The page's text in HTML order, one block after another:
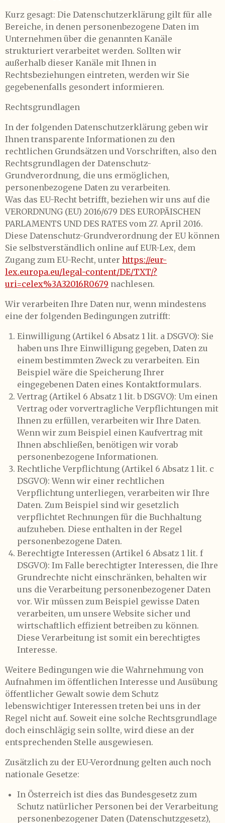
Kurz gesagt: Die Datenschutzerklärung gilt für alle
Bereiche, in denen personenbezogene Daten im
Unternehmen über die genannten Kanäle
strukturiert verarbeitet werden. Sollten wir
außerhalb dieser Kanäle mit Ihnen in
Rechtsbeziehungen eintreten, werden wir Sie
gegebenenfalls gesondert informieren.
Rechtsgrundlagen
In der folgenden Datenschutzerklärung geben wir
Ihnen transparente Informationen zu den
rechtlichen Grundsätzen und Vorschriften, also den
Rechtsgrundlagen der Datenschutz-
Grundverordnung, die uns ermöglichen,
personenbezogene Daten zu verarbeiten.
Was das EU-Recht betrifft, beziehen wir uns auf die
VERORDNUNG (EU) 2016/679 DES EUROPÄISCHEN
PARLAMENTS UND DES RATES vom 27. April 2016.
Diese Datenschutz-Grundverordnung der EU können
Sie selbstverständlich online auf EUR-Lex, dem
Zugang zum EU-Recht, unter https://eur-
lex.europa.eu/legal-content/DE/TXT/?
uri=celex%3A32016R0679 nachlesen.
Wir verarbeiten Ihre Daten nur, wenn mindestens
eine der folgenden Bedingungen zutrifft:
Einwilligung (Artikel 6 Absatz 1 lit. a DSGVO): Sie
haben uns Ihre Einwilligung gegeben, Daten zu
einem bestimmten Zweck zu verarbeiten. Ein
Beispiel wäre die Speicherung Ihrer
eingegebenen Daten eines Kontaktformulars.
Vertrag (Artikel 6 Absatz 1 lit. b DSGVO): Um einen
Vertrag oder vorvertragliche Verpflichtungen mit
Ihnen zu erfüllen, verarbeiten wir Ihre Daten.
Wenn wir zum Beispiel einen Kaufvertrag mit
Ihnen abschließen, benötigen wir vorab
personenbezogene Informationen.
Rechtliche Verpflichtung (Artikel 6 Absatz 1 lit. c
DSGVO): Wenn wir einer rechtlichen
Verpflichtung unterliegen, verarbeiten wir Ihre
Daten. Zum Beispiel sind wir gesetzlich
verpflichtet Rechnungen für die Buchhaltung
aufzuheben. Diese enthalten in der Regel
personenbezogene Daten.
Berechtigte Interessen (Artikel 6 Absatz 1 lit. f
DSGVO): Im Falle berechtigter Interessen, die Ihre
Grundrechte nicht einschränken, behalten wir
uns die Verarbeitung personenbezogener Daten
vor. Wir müssen zum Beispiel gewisse Daten
verarbeiten, um unsere Website sicher und
wirtschaftlich effizient betreiben zu können.
Diese Verarbeitung ist somit ein berechtigtes
Interesse.
Weitere Bedingungen wie die Wahrnehmung von
Aufnahmen im öffentlichen Interesse und Ausübung
öffentlicher Gewalt sowie dem Schutz
lebenswichtiger Interessen treten bei uns in der
Regel nicht auf. Soweit eine solche Rechtsgrundlage
doch einschlägig sein sollte, wird diese an der
entsprechenden Stelle ausgewiesen.
Zusätzlich zu der EU-Verordnung gelten auch noch
nationale Gesetze:
In Österreich ist dies das Bundesgesetz zum
Schutz natürlicher Personen bei der Verarbeitung
personenbezogener Daten (Datenschutzgesetz),